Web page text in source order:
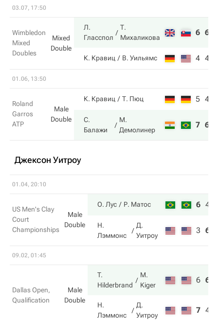
03.07, 17:50
Wimbledon
Mixed
Doubles
Mixed
Double
Л.
Гласспол
Т.
Михаликова
6 6
К. Кравиц В. Уильямс 4 4
01.06, 13:50
Roland
Garros
ATP
Male
Double
К. Кравиц Т. Пюц 5 4
С.
Балажи
М.
Демолинер
7 6
Джексон Уитроу
01.04, 20:10
US Men's Clay
Court
Championships
Male
Double
О. Лус Р. Матос 6 4
Н.
Лэммонс
Д.
Уитроу
3 6
09.02, 01:45
Dallas Open,
Qualification
Male
Double
T.
Hilderbrand
M.
Kiger
6 6
Н.
Лэммонс
Д.
Уитроу
7 4